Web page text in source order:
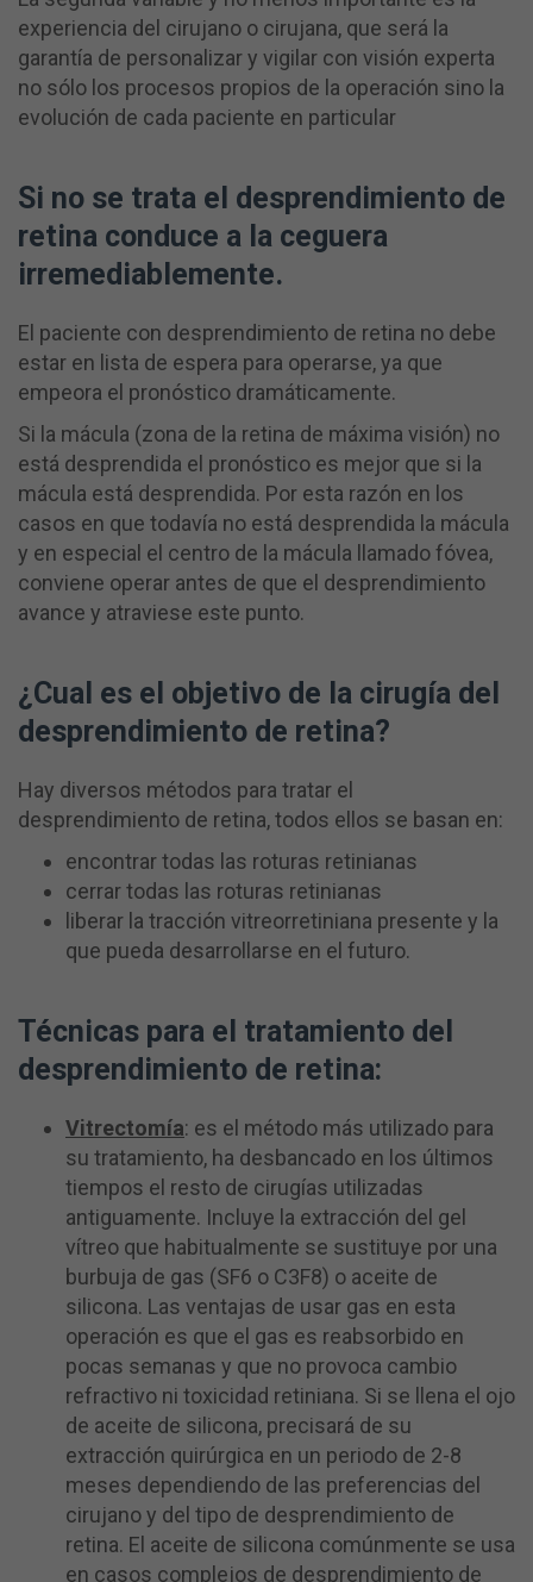
experiencia del cirujano o cirujana, que será la
garantía de personalizar y vigilar con visión experta
no sólo los procesos propios de la operación sino la
evolución de cada paciente en particular
Si no se trata el desprendimiento de
retina conduce a la ceguera
irremediablemente.
El paciente con desprendimiento de retina no debe
estar en lista de espera para operarse, ya que
empeora el pronóstico dramáticamente.
Si la mácula (zona de la retina de máxima visión) no
está desprendida el pronóstico es mejor que si la
mácula está desprendida. Por esta razón en los
casos en que todavía no está desprendida la mácula
y en especial el centro de la mácula llamado fóvea,
conviene operar antes de que el desprendimiento
avance y atraviese este punto.
¿Cual es el objetivo de la cirugía del
desprendimiento de retina?
Hay diversos métodos para tratar el
desprendimiento de retina, todos ellos se basan en:
encontrar todas las roturas retinianas
cerrar todas las roturas retinianas
liberar la tracción vitreorretiniana presente y la
que pueda desarrollarse en el futuro.
Técnicas para el tratamiento del
desprendimiento de retina:
Vitrectomía: es el método más utilizado para
su tratamiento, ha desbancado en los últimos
tiempos el resto de cirugías utilizadas
antiguamente. Incluye la extracción del gel
vítreo que habitualmente se sustituye por una
burbuja de gas (SF6 o C3F8) o aceite de
silicona. Las ventajas de usar gas en esta
operación es que el gas es reabsorbido en
pocas semanas y que no provoca cambio
refractivo ni toxicidad retiniana. Si se llena el ojo
de aceite de silicona, precisará de su
extracción quirúrgica en un periodo de 2-8
meses dependiendo de las preferencias del
cirujano y del tipo de desprendimiento de
retina. El aceite de silicona comúnmente se usa
en casos complejos de desprendimiento de